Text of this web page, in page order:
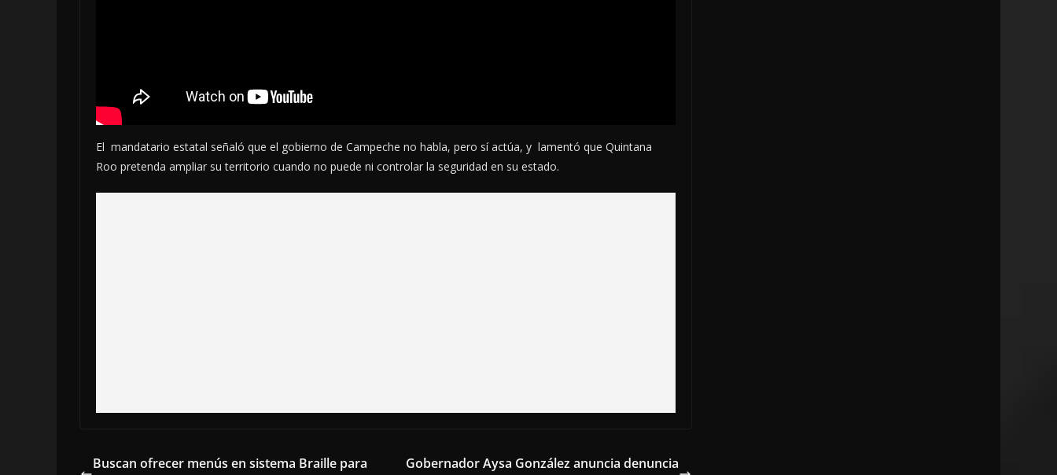
El mandatario estatal señaló que el gobierno de Campeche no habla, pero sí actúa, y lamentó que Quintana
Roo pretenda ampliar su territorio cuando no puede ni controlar la seguridad en su estado.
Buscan ofrecer menús en sistema Braille para
Gobernador Aysa González anuncia denuncia